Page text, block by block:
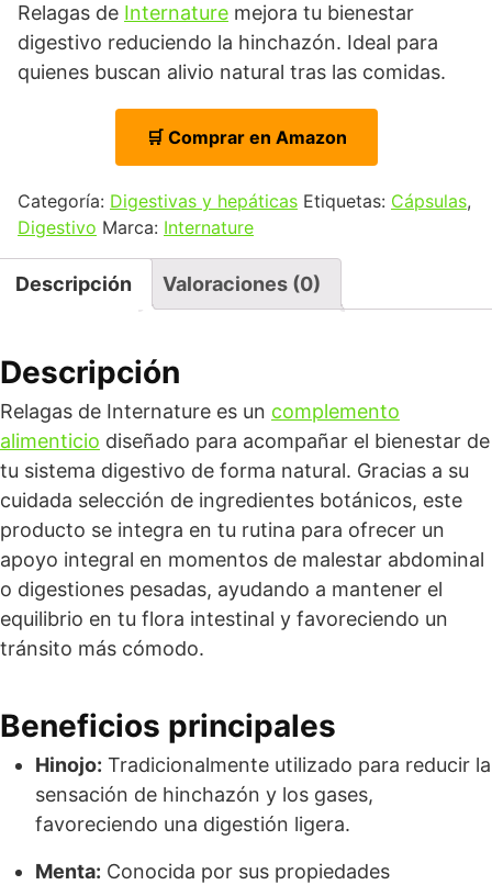
Relagas de Internature mejora tu bienestar
digestivo reduciendo la hinchazón. Ideal para
quienes buscan alivio natural tras las comidas.
🛒 Comprar en Amazon
Categoría: Digestivas y hepáticas Etiquetas: Cápsulas,
Digestivo Marca: Internature
Descripción Valoraciones (0)
Descripción
Relagas de Internature es un complemento
alimenticio diseñado para acompañar el bienestar de
tu sistema digestivo de forma natural. Gracias a su
cuidada selección de ingredientes botánicos, este
producto se integra en tu rutina para ofrecer un
apoyo integral en momentos de malestar abdominal
o digestiones pesadas, ayudando a mantener el
equilibrio en tu flora intestinal y favoreciendo un
tránsito más cómodo.
Beneficios principales
Hinojo: Tradicionalmente utilizado para reducir la
sensación de hinchazón y los gases,
favoreciendo una digestión ligera.
Menta: Conocida por sus propiedades